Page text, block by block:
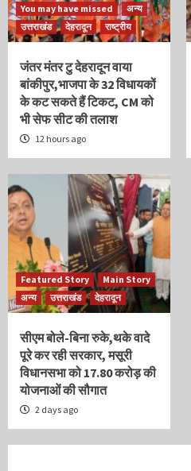
You may have missed
अन्य
उत्तराखंड
देहरादून राष्ट्रीय
जंतर मंतर टु देहरादून वाया
बांकीपुर,भाजपा के 32 विधायकों
के कट सकते हैं टिकट, CM को
भी सेफ सीट की तलाश
12 hours ago
Featured Story
Main Story
अन्य
उत्तराखंड देहरादून
सीएम बोले-बिना रुके,थके वादे
पूरे कर रही सरकार, मसूरी
विधानसभा को 17.80 करोड़ की
योजनाओं की सौगात
2 days ago